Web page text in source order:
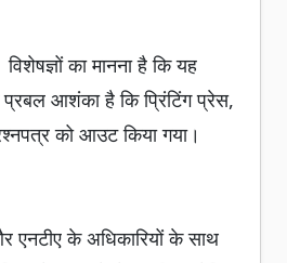
का मानना है कि यह
प्रबल आशंका है कि प्रिंटिंग प्रेस,
को आउट किया गया।
एनटीए के अधिकारियों के साथ